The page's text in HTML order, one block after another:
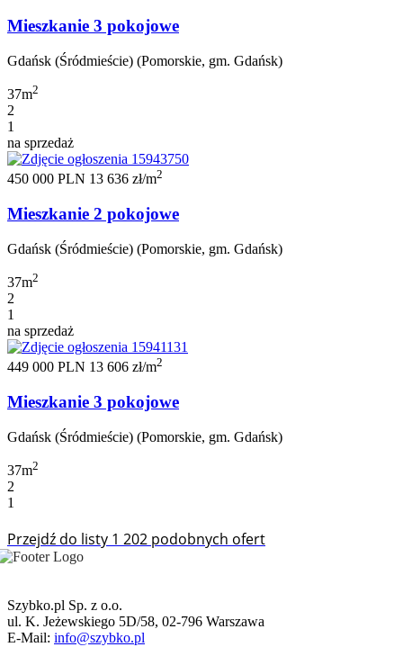
Mieszkanie 3 pokojowe
Gdańsk (Śródmieście) (Pomorskie, gm. Gdańsk)
37m2
2
1
na sprzedaż
450 000 PLN 13 636 zł/m2
Mieszkanie 2 pokojowe
Gdańsk (Śródmieście) (Pomorskie, gm. Gdańsk)
37m2
2
1
na sprzedaż
449 000 PLN 13 606 zł/m2
Mieszkanie 3 pokojowe
Gdańsk (Śródmieście) (Pomorskie, gm. Gdańsk)
37m2
2
1
Przejdź do listy 1 202 podobnych ofert
Szybko.pl Sp. z o.o.
ul. K. Jeżewskiego 5D/58, 02-796 Warszawa
E-Mail: info@szybko.pl